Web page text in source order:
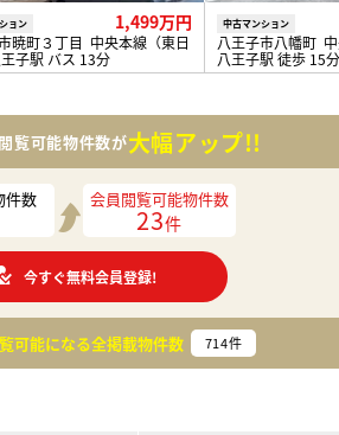
ョン 1,499万円
暁町３丁目 中央本線（東日
子駅 バス 13分
中古マンション
八王子市八幡町
八王子駅 徒歩 15分
閲覧可能物件数が大幅アップ!!
件数 会員閲覧可能物件数
23件
今すぐ無料会員登録!
可能になる全掲載物件数 714件